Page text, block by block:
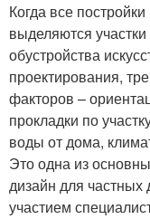
Когда все
выделяются
обустройства
проектирования,
факторов –
прокладки по
воды от дома,
Это одна из
дизайн для
участием